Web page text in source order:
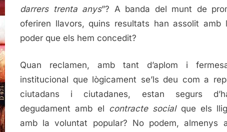
darrers trenta anys”? A banda del munt de
oferiren llavors, quins resultats han assolit amb
poder que els hem concedit?
Quan reclamen, amb tant d’aplom i
institucional que lògicament se’ls deu com a
ciutadans i ciutadanes, estan segurs
degudament amb el contracte socialque els
amb la voluntat popular? No podem, almenys